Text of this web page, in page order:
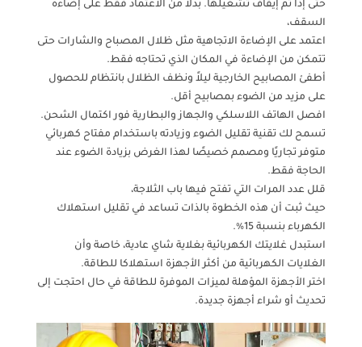
حتى إذا تم إيقاف تشغيلها. بدلاً من الاعتماد فقط على إضاءة
السقف،
اعتمد على الإضاءة الاتجاهية مثل ظلال المصباح والشارات حتى
تتمكن من الإضاءة في المكان الذي تحتاجه فقط.
أطفئ المصابيح الخارجية ليلاً ونظف الظلال بانتظام للحصول
على مزيد من الضوء بمصابيح أقل.
افصل الهاتف اللاسلكي والجهاز والبطارية فور اكتمال الشحن.
تسمح لك تقنية تقليل الضوء وزيادته باستخدام مفتاح كهربائي
متوفر تجاريًا ومصمم خصيصًا لهذا الغرض بزيادة الضوء عند
الحاجة فقط.
قلل عدد المرات التي تفتح فيها باب الثلاجة،
حيث ثبت أن هذه الخطوة بالذات تساعد في تقليل استهلاك
الكهرباء بنسبة 15٪.
استبدل غلايتك الكهربائية بغلاية شاي عادية، خاصة وأن
الغلايات الكهربائية من أكثر الأجهزة استهلاكا للطاقة.
اختر الأجهزة المؤهلة لميزات الموفرة للطاقة في حال احتجت إلى
تحديث أو شراء أجهزة جديدة.